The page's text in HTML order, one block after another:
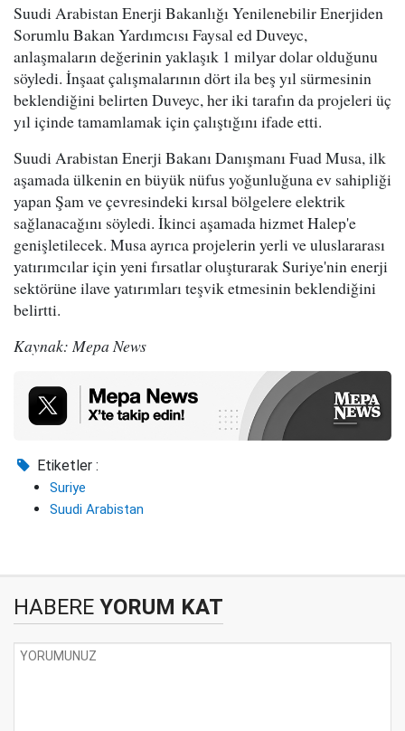
Suudi Arabistan Enerji Bakanlığı Yenilenebilir Enerjiden
Sorumlu Bakan Yardımcısı Faysal ed Duveyc,
anlaşmaların değerinin yaklaşık 1 milyar dolar olduğunu
söyledi. İnşaat çalışmalarının dört ila beş yıl sürmesinin
beklendiğini belirten Duveyc, her iki tarafın da projeleri üç
yıl içinde tamamlamak için çalıştığını ifade etti.
Suudi Arabistan Enerji Bakanı Danışmanı Fuad Musa, ilk
aşamada ülkenin en büyük nüfus yoğunluğuna ev sahipliği
yapan Şam ve çevresindeki kırsal bölgelere elektrik
sağlanacağını söyledi. İkinci aşamada hizmet Halep'e
genişletilecek. Musa ayrıca projelerin yerli ve uluslararası
yatırımcılar için yeni fırsatlar oluşturarak Suriye'nin enerji
sektörüne ilave yatırımları teşvik etmesinin beklendiğini
belirtti.
Kaynak: Mepa News
Etiketler :
Suriye
Suudi Arabistan
HABERE YORUM KAT